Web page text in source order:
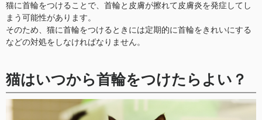
猫に首輪をつけることで、首輪と皮膚が擦れて皮膚炎を発症してし
まう可能性があります。
そのため、猫に首輪をつけるときには定期的に首輪をきれいにする
などの対処をしなければなりません。
猫はいつから首輪をつけたらよい？